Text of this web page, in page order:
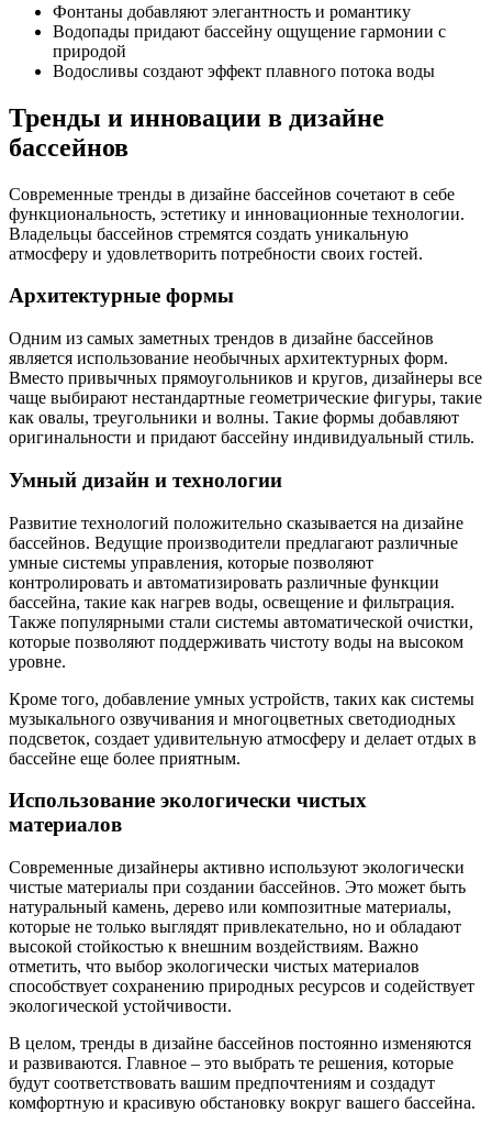
Фонтаны добавляют элегантность и романтику
Водопады придают бассейну ощущение гармонии с
природой
Водосливы создают эффект плавного потока воды
Тренды и инновации в дизайне
бассейнов
Современные тренды в дизайне бассейнов сочетают в себе
функциональность, эстетику и инновационные технологии.
Владельцы бассейнов стремятся создать уникальную
атмосферу и удовлетворить потребности своих гостей.
Архитектурные формы
Одним из самых заметных трендов в дизайне бассейнов
является использование необычных архитектурных форм.
Вместо привычных прямоугольников и кругов, дизайнеры все
чаще выбирают нестандартные геометрические фигуры, такие
как овалы, треугольники и волны. Такие формы добавляют
оригинальности и придают бассейну индивидуальный стиль.
Умный дизайн и технологии
Развитие технологий положительно сказывается на дизайне
бассейнов. Ведущие производители предлагают различные
умные системы управления, которые позволяют
контролировать и автоматизировать различные функции
бассейна, такие как нагрев воды, освещение и фильтрация.
Также популярными стали системы автоматической очистки,
которые позволяют поддерживать чистоту воды на высоком
уровне.
Кроме того, добавление умных устройств, таких как системы
музыкального озвучивания и многоцветных светодиодных
подсветок, создает удивительную атмосферу и делает отдых в
бассейне еще более приятным.
Использование экологически чистых
материалов
Современные дизайнеры активно используют экологически
чистые материалы при создании бассейнов. Это может быть
натуральный камень, дерево или композитные материалы,
которые не только выглядят привлекательно, но и обладают
высокой стойкостью к внешним воздействиям. Важно
отметить, что выбор экологически чистых материалов
способствует сохранению природных ресурсов и содействует
экологической устойчивости.
В целом, тренды в дизайне бассейнов постоянно изменяются
и развиваются. Главное – это выбрать те решения, которые
будут соответствовать вашим предпочтениям и создадут
комфортную и красивую обстановку вокруг вашего бассейна.